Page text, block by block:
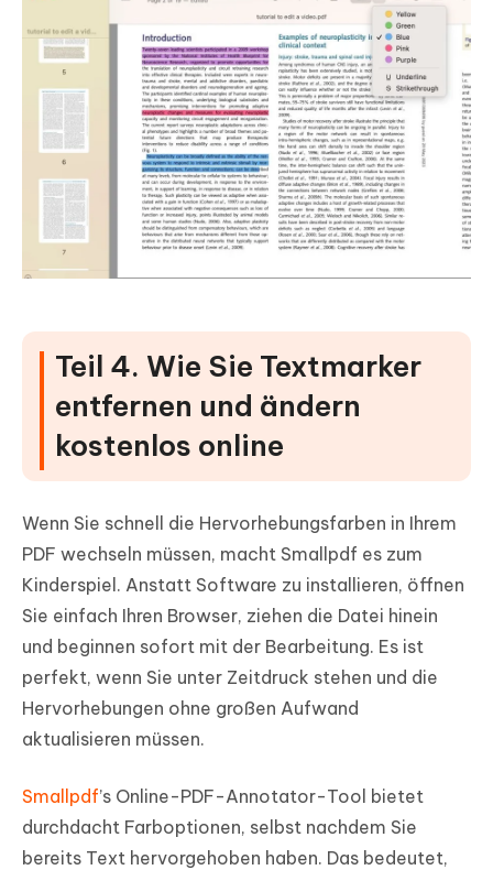
Teil 4. Wie Sie Textmarker
entfernen und ändern
kostenlos online
Wenn Sie schnell die Hervorhebungsfarben in Ihrem
PDF wechseln müssen, macht Smallpdf es zum
Kinderspiel. Anstatt Software zu installieren, öffnen
Sie einfach Ihren Browser, ziehen die Datei hinein
und beginnen sofort mit der Bearbeitung. Es ist
perfekt, wenn Sie unter Zeitdruck stehen und die
Hervorhebungen ohne großen Aufwand
aktualisieren müssen.
Smallpdf’s Online-PDF-Annotator-Tool bietet
durchdacht Farboptionen, selbst nachdem Sie
bereits Text hervorgehoben haben. Das bedeutet,